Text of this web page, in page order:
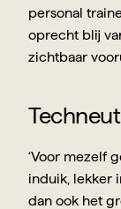
personal
oprecht blij
zichtbaar
Techneut
‘Voor mezelf
induik, lekker
dan ook het